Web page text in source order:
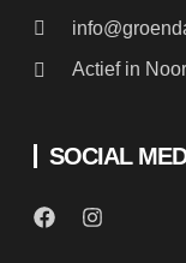
Actief in
SOCIAL